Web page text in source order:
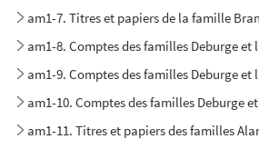
am1-7. Titres et papiers de la famille
am1-8. Comptes des familles Deburge et
am1-9. Comptes des familles Deburge et
am1-10. Comptes des familles Deburge
am1-11. Titres et papiers des familles